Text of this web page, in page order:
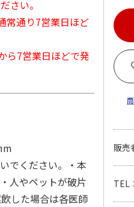
さい。
常通り7営業日ほど
ら7営業日ほどで発
でください。・本
人やペットが破片
した場合は各医師
販売
TEL